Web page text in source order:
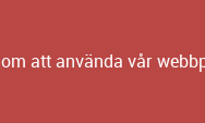
att använda vår